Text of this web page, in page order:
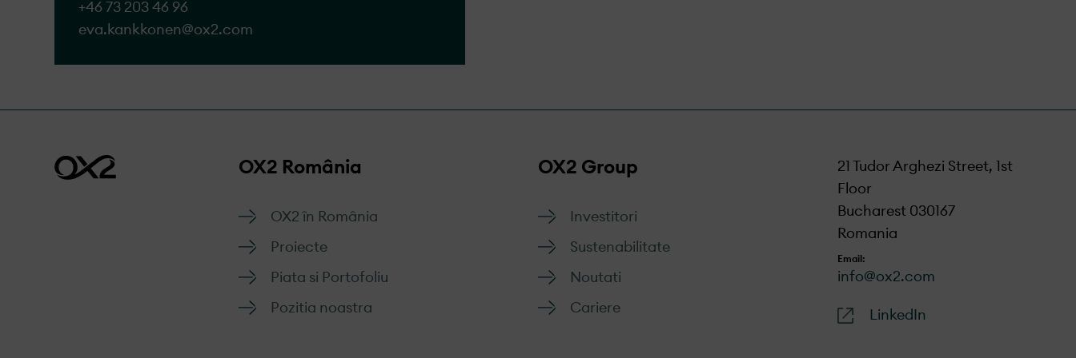
+46 73 203 46 96
eva.kankkonen@​ox2.com
OX2 România
OX2 în România
Proiecte
Piata si Portofoliu
Pozitia noastra
OX2 Group
Investitori
Sustenabilitate
Noutati
Cariere
21 Tudor Arghezi Street, 1st
Floor
Bucharest 030167
Romania
Email:
info@ox2.com
LinkedIn